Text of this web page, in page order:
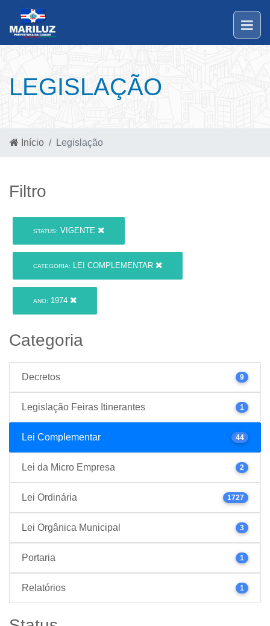
LEGISLAÇÃO
Início Legislação
Filtro
STATUS: VIGENTE
CATEGORIA: LEI COMPLEMENTAR
ANO: 1974
Categoria
Decretos 9
Legislação Feiras Itinerantes 1
Lei Complementar 44
Lei da Micro Empresa 2
Lei Ordinária 1727
Lei Orgânica Municipal 3
Portaria 1
Relatórios 1